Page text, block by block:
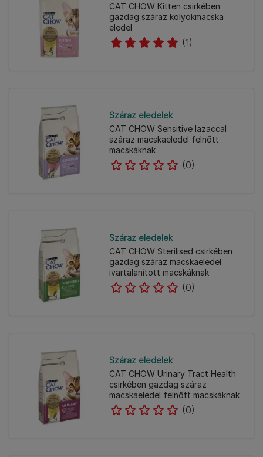
CAT CHOW Kitten csirkében
gazdag száraz kölyökmacska
eledel
(1)
Száraz eledelek
CAT CHOW Sensitive lazaccal
száraz macskaeledel felnőtt
macskáknak
(0)
Száraz eledelek
CAT CHOW Sterilised csirkében
gazdag száraz macskaeledel
ivartalanított macskáknak
(0)
Száraz eledelek
CAT CHOW Urinary Tract Health
csirkében gazdag száraz
macskaeledel felnőtt macskáknak
(0)